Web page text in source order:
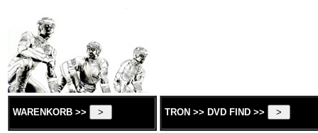
WARENKORB >> TRON >> DVD FIND >>